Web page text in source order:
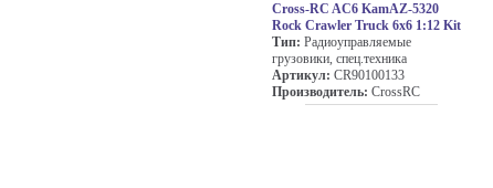
Cross-RC AC6 KamAZ-5320
Rock Crawler Truck 6x6 1:12 Kit
Тип: Радиоуправляемые
грузовики, спец.техника
Артикул: CR90100133
Производитель: CrossRC